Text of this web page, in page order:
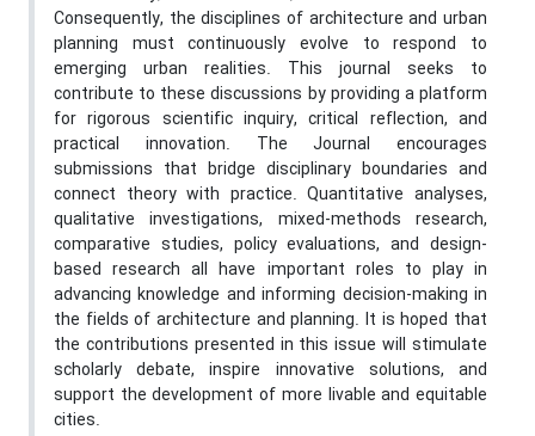
Consequently, the disciplines of architecture and urban
planning must continuously evolve to respond to
emerging urban realities. This journal seeks to
contribute to these discussions by providing a platform
for rigorous scientific inquiry, critical reflection, and
practical innovation. The Journal encourages
submissions that bridge disciplinary boundaries and
connect theory with practice. Quantitative analyses,
qualitative investigations, mixed-methods research,
comparative studies, policy evaluations, and design-
based research all have important roles to play in
advancing knowledge and informing decision-making in
the fields of architecture and planning. It is hoped that
the contributions presented in this issue will stimulate
scholarly debate, inspire innovative solutions, and
support the development of more livable and equitable
cities.